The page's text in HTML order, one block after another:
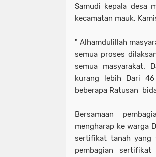
Samudi kepala desa
kecamatan mauk.
" Alhamdulillah
semua proses
semua masyarakat.
kurang lebih Dari
beberapa Ratusan
Bersamaan
mengharap ke warga
sertifikat tanah yang
pembagian